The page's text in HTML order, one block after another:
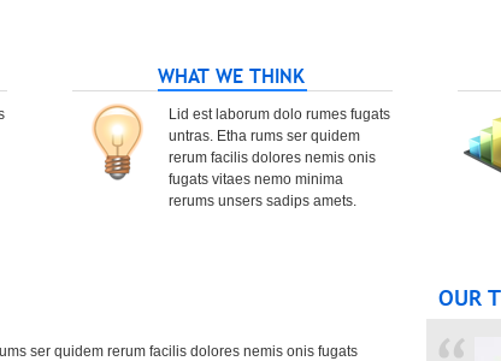
WHAT WE THINK
Lid est laborum dolo rumes fugats
untras. Etha rums ser quidem
rerum facilis dolores nemis onis
fugats vitaes nemo minima
rerums unsers sadips amets.
ser quidem rerum facilis dolores nemis onis fugats
OUR